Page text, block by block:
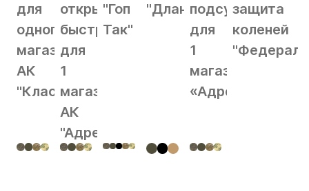
для
одного
магазина
АК
"Классика"
открытый
быстрый
для
1
магазина
АК
"Адрес"
"Гоп
Так"
"Длань"подсумок
для
1
магазина
«Адрес»
защита
коленей
"Федерал"